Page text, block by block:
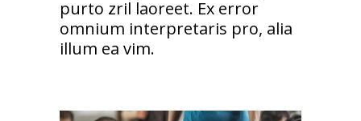
purto zril laoreet. Ex error
omnium interpretaris pro, alia
illum ea vim.